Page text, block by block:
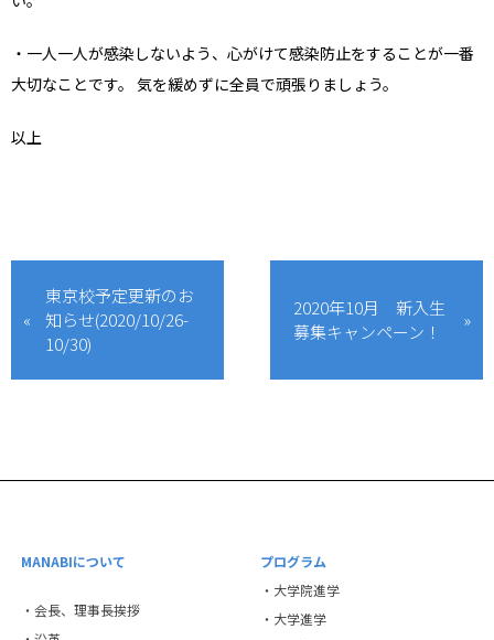
・⼀⼈⼀⼈が感染しないよう、⼼がけて感染防⽌をすることが⼀番
⼤切なことです。 気を緩めずに全員で頑張りましょう。
以上
東京校予定更新のお
知らせ(2020/10/26-
10/30)
2020年10月 新入生
募集キャンペーン！
MANABIについて
・会長、理事長挨拶
プログラム
・大学院進学
・大学進学